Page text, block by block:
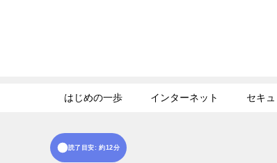
はじめの一歩 インターネット セキ
読了目安: 約12分